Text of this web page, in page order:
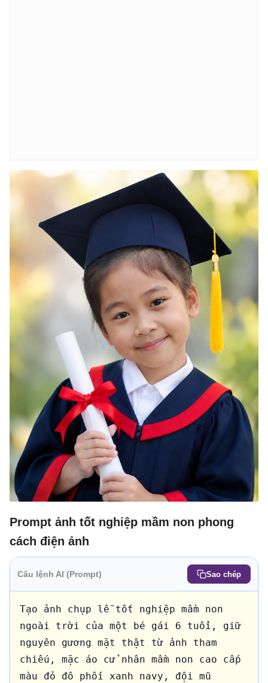
Prompt ảnh tốt nghiệp mầm non phong
cách điện ảnh
Câu lệnh AI (Prompt) Sao chép
Tạo ảnh chụp lễ tốt nghiệp mầm non
ngoài trời của một bé gái 6 tuổi, giữ
nguyên gương mặt thật từ ảnh tham
chiếu, mặc áo cử nhân mầm non cao cấp
màu đỏ đô phối xanh navy, đội mũ